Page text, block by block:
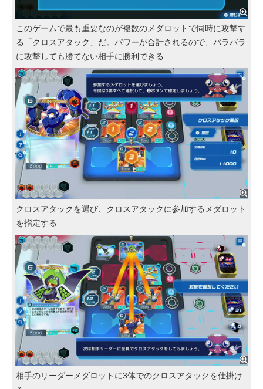
このゲームで最も重要なのが複数のメダロットで同時に攻撃す
る「クロスアタック」だ。パワーが合計されるので、バラバラ
に攻撃しても勝てない相手に勝利できる
クロスアタックを選び、クロスアタックに参加するメダロット
を指定する
相手のリーダーメダロットに3体でのクロスアタックを仕掛け